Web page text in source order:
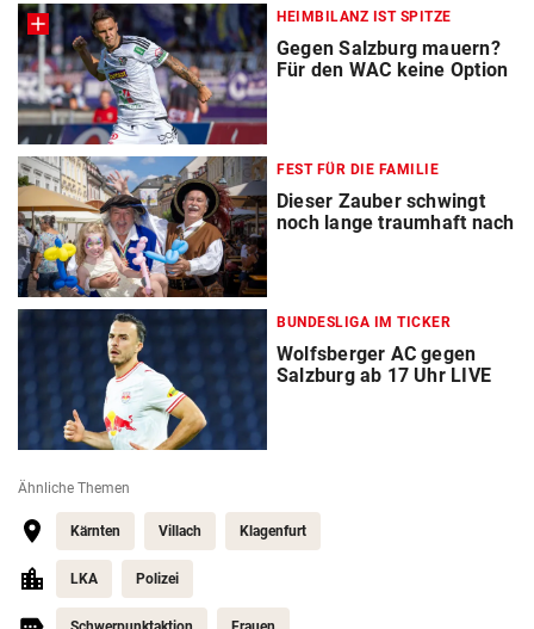
HEIMBILANZ IST SPITZE
Gegen Salzburg mauern?
Für den WAC keine Option
FEST FÜR DIE FAMILIE
Dieser Zauber schwingt
noch lange traumhaft nach
BUNDESLIGA IM TICKER
Wolfsberger AC gegen
Salzburg ab 17 Uhr LIVE
Ähnliche Themen
Kärnten Villach Klagenfurt
LKA Polizei